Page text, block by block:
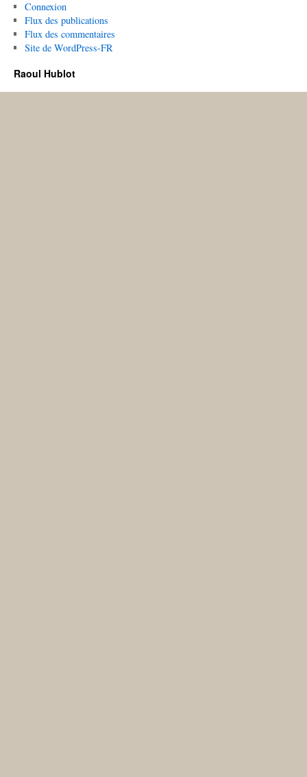
Connexion
Flux des publications
Flux des commentaires
Site de WordPress-FR
Raoul Hublot